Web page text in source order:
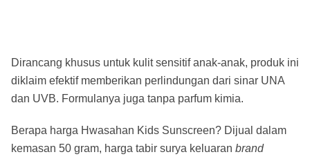
Dirancang khusus untuk kulit sensitif anak-anak, produk ini
diklaim efektif memberikan perlindungan dari sinar UNA
dan UVB. Formulanya juga tanpa parfum kimia.
Berapa harga Hwasahan Kids Sunscreen? Dijual dalam
kemasan 50 gram, harga tabir surya keluaran brand